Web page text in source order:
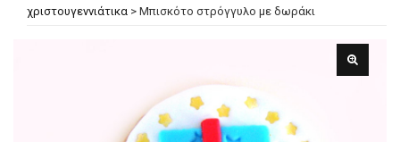
χριστουγεννιάτικα > Μπισκότο στρόγγυλο με δωράκι